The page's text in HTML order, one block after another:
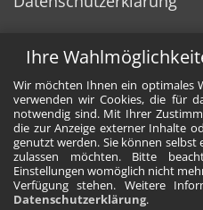
Ihre
Wir möchten Ihnen ein optimales
verwenden wir Cookies, die für
notwendig sind. Mit Ihrer
die zur Anzeige externer Inhalte
genutzt werden. Sie können selbst
zulassen möchten. Bitte
Einstellungen womöglich nicht
Verfügung stehen. Weitere
Datenschutzerklärung.